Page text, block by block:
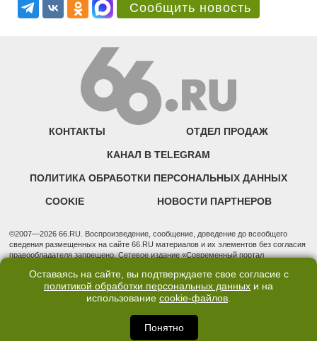
Сообщить новость
КОНТАКТЫ ОТДЕЛ ПРОДАЖ
КАНАЛ В TELEGRAM
ПОЛИТИКА ОБРАБОТКИ ПЕРСОНАЛЬНЫХ ДАННЫХ
COOKIE НОВОСТИ ПАРТНЕРОВ
©2007—2026 66.RU. Воспроизведение, сообщение, доведение до всеобщего
сведения размещенных на сайте 66.RU материалов и их элементов без согласия
правообладателя запрещено. Сетевое издание «Современный портал
надзору в сфере связи, информационных технологий и массовых коммуникаций
(Роскомнадзор). Регистрационный номер ЭЛ № ФС 77 - 76634 от 02.09.2019
Учредитель: Общество с ограниченной ответственностью "66.ру". Юридический
3, оф. 7015 Фактический адрес редакции и отдела продаж: 620014, Свердловская
обл., г. Екатеринбург, ул. Бориса Ельцина, д. 3, оф. 7015, +7 (343) 288-50-66
info@news.66.ru Главный редактор: Шлыков Дмитрий Владимирович
Оставаясь на сайте, вы подтверждаете свое согласие с
политикой обработки персональных данных и на
использование cookie-файлов.
Понятно